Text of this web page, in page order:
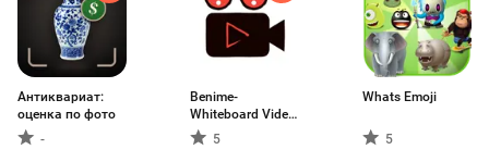
Антиквариат:
оценка по фото
-
Benime-
Whiteboard Video
Maker5
Whats Emoji
5